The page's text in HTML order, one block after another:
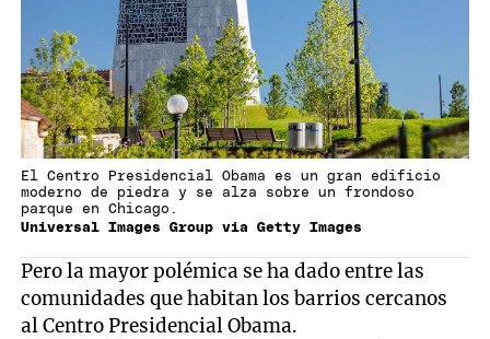
Universal Images Group via Getty Images
El Centro Presidencial Obama es un gran edificio
moderno de piedra y se alza sobre un frondoso
parque en Chicago.
Pero la mayor polémica se ha dado entre las
comunidades que habitan los barrios cercanos
al Centro Presidencial Obama.